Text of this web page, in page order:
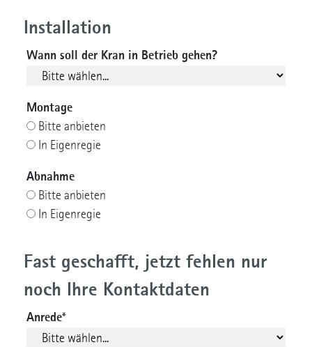
Installation
Wann soll der Kran in Betrieb gehen?
Montage
Bitte anbieten
In Eigenregie
Abnahme
Bitte anbieten
In Eigenregie
Fast geschafft, jetzt fehlen nur
noch Ihre Kontaktdaten
Anrede*